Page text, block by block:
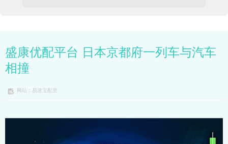
盛康优配平台 日本京都府一列车与汽车
相撞
网站：易速宝配资